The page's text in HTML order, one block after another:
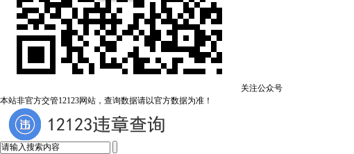
关注公众号
本站非官方交管12123网站，查询数据请以官方数据为准！